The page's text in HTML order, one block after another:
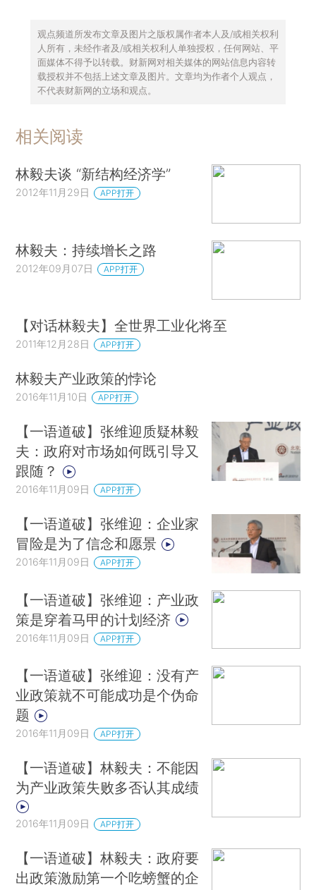
观点频道所发布文章及图片之版权属作者本人及/或相关权利
人所有，未经作者及/或相关权利人单独授权，任何网站、平
面媒体不得予以转载。财新网对相关媒体的网站信息内容转
载授权并不包括上述文章及图片。文章均为作者个人观点，
不代表财新网的立场和观点。
相关阅读
林毅夫谈 “新结构经济学”
2012年11月29日 APP打开
林毅夫：持续增长之路
2012年09月07日 APP打开
【对话林毅夫】全世界工业化将至
2011年12月28日 APP打开
林毅夫产业政策的悖论
2016年11月10日 APP打开
【一语道破】张维迎质疑林毅
夫：政府对市场如何既引导又
跟随？
2016年11月09日 APP打开
【一语道破】张维迎：企业家
冒险是为了信念和愿景
2016年11月09日 APP打开
【一语道破】张维迎：产业政
策是穿着马甲的计划经济
2016年11月09日 APP打开
【一语道破】张维迎：没有产
业政策就不可能成功是个伪命
题
2016年11月09日 APP打开
【一语道破】林毅夫：不能因
为产业政策失败多否认其成绩
2016年11月09日 APP打开
【一语道破】林毅夫：政府要
出政策激励第一个吃螃蟹的企